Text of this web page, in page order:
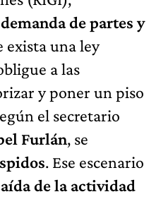
de partes y
exista una ley
a las
y poner un piso
el secretario
Furlán, se
. Ese escenario
de la actividad